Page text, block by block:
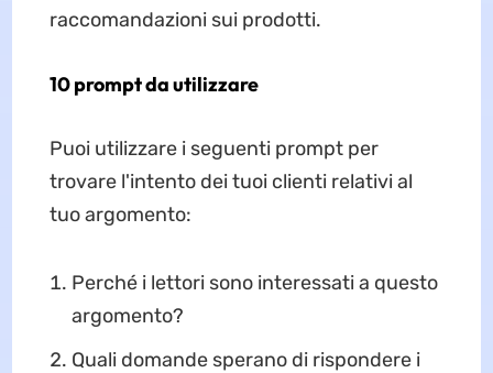
raccomandazioni sui prodotti.
10 prompt da utilizzare
Puoi utilizzare i seguenti prompt per
trovare l'intento dei tuoi clienti relativi al
tuo argomento:
Perché i lettori sono interessati a questo
argomento?
Quali domande sperano di rispondere i